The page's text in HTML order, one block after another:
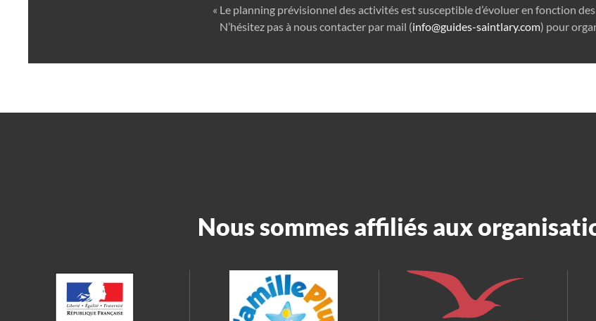
« Le planning prévisionnel des activités est susceptible d’évoluer en fonction
N’hésitez pas à nous contacter par mail (info@guides-saintlary.com) pour
Nous sommes affiliés aux